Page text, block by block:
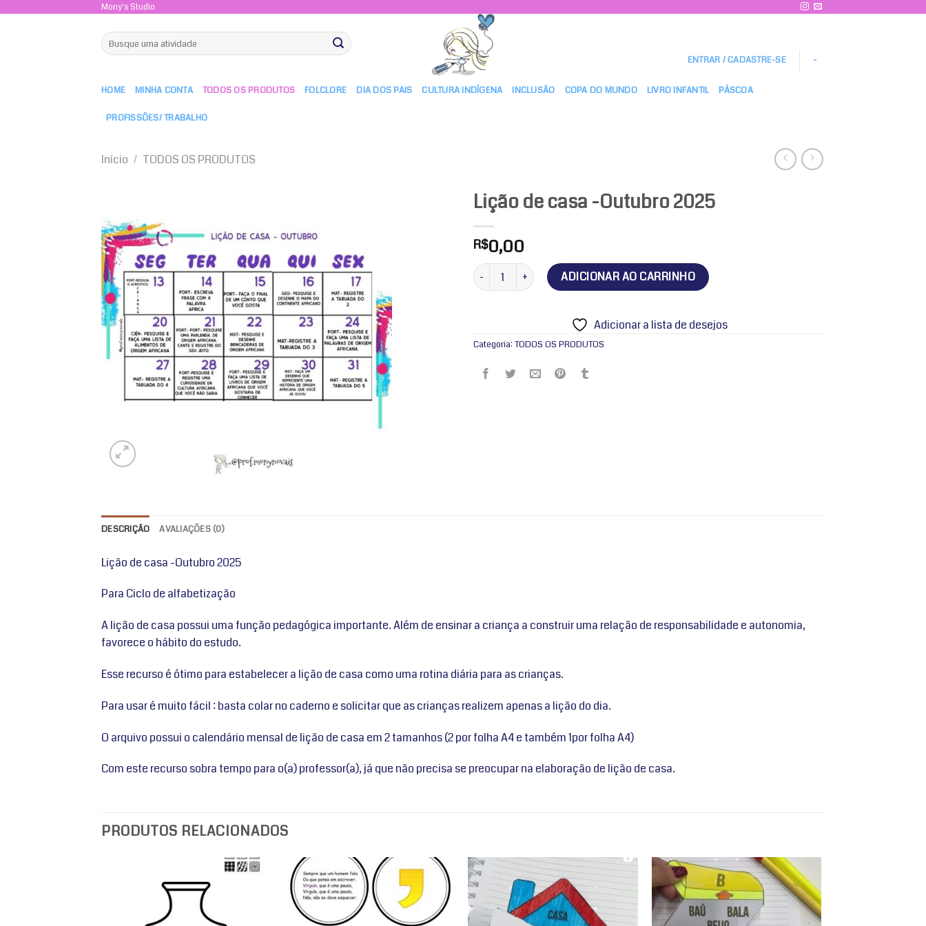
Mony's Studio
Pesquisar
por:
ENTRAR / CADASTRE-SE -
HOME MINHA CONTA TODOS OS PRODUTOS FOLCLORE DIA DOS PAIS CULTURA INDÍGENA INCLUSÃO COPA DO MUNDO LIVRO INFANTIL PÁSCOA
PROFISSÕES/ TRABALHO
Início / TODOS OS PRODUTOS
Adicionar
a lista de
desejos
Lição de casa -Outubro 2025
R$0,00
Lição de casa -Outubro 2025 quantidade
ADICIONAR AO CARRINHO
Adicionar a lista de desejos
Categoria: TODOS OS PRODUTOS
DESCRIÇÃO AVALIAÇÕES (0)
Lição de casa -Outubro 2025
Para Ciclo de alfabetização
A lição de casa possui uma função pedagógica importante. Além de ensinar a criança a construir uma relação de responsabilidade e autonomia,
favorece o hábito do estudo.
Esse recurso é ótimo para estabelecer a lição de casa como uma rotina diária para as crianças.
Para usar é muito fácil : basta colar no caderno e solicitar que as crianças realizem apenas a lição do dia.
O arquivo possui o calendário mensal de lição de casa em 2 tamanhos (2 por folha A4 e também 1por folha A4)
Com este recurso sobra tempo para o(a) professor(a), já que não precisa se preocupar na elaboração de lição de casa.
PRODUTOS RELACIONADOS
Adicionar
Adicionar
Adicionar